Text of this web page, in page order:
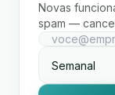
Novas
spam —